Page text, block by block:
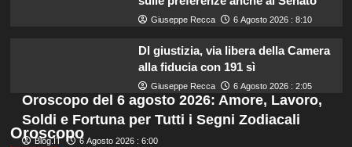
Giuseppe Recca 6 Agosto 2026 : 8:10
Dl giustizia, via libera della Camera
alla fiducia con 191 sì
Giuseppe Recca 6 Agosto 2026 : 2:05
Oroscopo
Oroscopo del 6 agosto 2026: Amore, Lavoro,
Soldi e Fortuna per Tutti i Segni Zodiacali
Blog.IT 6 Agosto 2026 : 6:00